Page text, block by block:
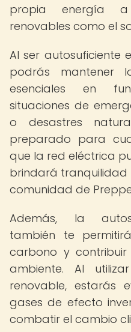
propia energía
renovables como el
Al ser autosuficiente
podrás mantener
esenciales en
situaciones de
o desastres
preparado para
que la red eléctrica
brindará
comunidad de
Además, la
también te
carbono y
ambiente. Al
renovable, estarás
gases de efecto
combatir el cambio